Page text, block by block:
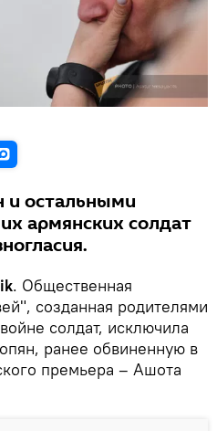
и остальными
армянских солдат
. Общественная
созданная родителями
солдат, исключила
ранее обвиненную в
премьера – Ашота